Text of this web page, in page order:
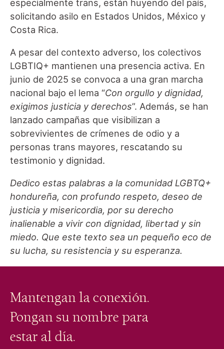
especialmente trans, están huyendo del país,
solicitando asilo en Estados Unidos, México y
Costa Rica.
A pesar del contexto adverso, los colectivos
LGBTIQ+ mantienen una presencia activa. En
junio de 2025 se convoca a una gran marcha
nacional bajo el lema “Con orgullo y dignidad,
exigimos justicia y derechos”. Además, se han
lanzado campañas que visibilizan a
sobrevivientes de crímenes de odio y a
personas trans mayores, rescatando su
testimonio y dignidad.
Dedico estas palabras a la comunidad LGBTQ+
hondureña, con profundo respeto, deseo de
justicia y misericordia, por su derecho
inalienable a vivir con dignidad, libertad y sin
miedo. Que este texto sea un pequeño eco de
su lucha, su resistencia y su esperanza.
Mantengan la conexión.
Pongan su nombre para
estar al día.